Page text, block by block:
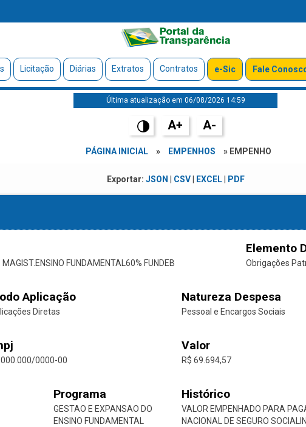
Licitação Diárias Extratos Contratos e-Sic Fale
Última atualização em 06/08/2026 14:59
A+ A-
PÁGINA INICIAL » EMPENHOS » EMPENHO
Exportar: JSON CSV| EXCEL| PDF
FUNDAMENTAL60% FUNDEB
Elemento
Obrigações
Aplicação
Diretas
Natureza Despesa
Pessoal e Encargos Sociais
0000-00
Valor
R$ 69.694,57
Programa
GESTAO E EXPANSAO DO
ENSINO FUNDAMENTAL
Histórico
VALOR EMPENHADO PARA
NACIONAL DE SEGURO